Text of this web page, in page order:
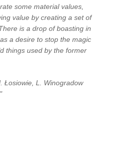
some material values,
value by creating a set of
is a drop of boasting in
a desire to stop the magic
things used by the former
Łosiowie, L. Winogradow